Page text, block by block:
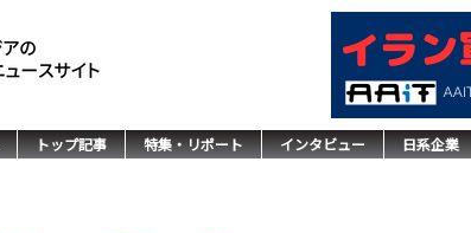
トップ記事 特集・リポート インタビュー 日系企業